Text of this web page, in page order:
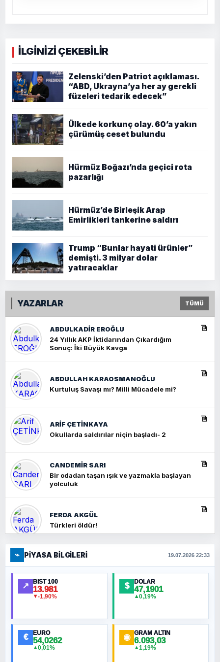
İLGİNİZİ ÇEKEBİLİR
Zelenski’den Patriot açıklaması.
“ABD, Ukrayna’ya her ay gerekli
füzeleri tedarik edecek”
Ülkede korkunç olay. 60’a yakın
çürümüş ceset bulundu
Hürmüz Boğazı’nda geçici rota
pazarlığı
Hürmüz’de Birleşik Arap
Emirlikleri tankerine saldırı
Trump “Bunlar hayati ürünler”
demişti. 3 milyar dolar
yatıracaklar
YAZARLAR TÜMÜ
ABDULKADIR EROĞLU
24 Yıllık AKP İktidarından Çıkardığım
Sonuç: İki Büyük Kavga
ABDULLAH KARAOSMANOĞLU
Kurtuluş Savaşı mı? Milli Mücadele mi?
ARIF ÇETİNKAYA
Okullarda saldırılar niçin başladı- 2
CANDEMIR SARI
Bir odadan taşan ışık ve yazmakla başlayan
yolculuk
FERDA AKGÜL
Türkleri öldür!
FERHAT BÜYÜKKALKAN
Ankara Zirvesi: NATO Toplantısı mı, Yeni
Ortadoğu Haritasının Provası mı?
MURAT ÖZKAN
⌁ PIYASA BILGILERI 19.07.2026 22:33
↗ BIST 100
13.981
▼-1,90%
$ DOLAR
47,1901
▲0,19%
€ EURO
54,0262
▲0,01%
◉ GRAM ALTIN
6.093,03
▲1,19%